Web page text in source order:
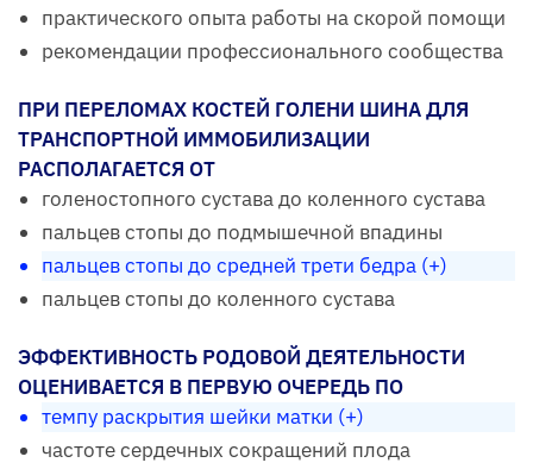
практического опыта работы на скорой помощи
рекомендации профессионального сообщества
ПРИ ПЕРЕЛОМАХ КОСТЕЙ ГОЛЕНИ ШИНА ДЛЯ
ТРАНСПОРТНОЙ ИММОБИЛИЗАЦИИ
РАСПОЛАГАЕТСЯ ОТ
голеностопного сустава до коленного сустава
пальцев стопы до подмышечной впадины
пальцев стопы до средней трети бедра (+)
пальцев стопы до коленного сустава
ЭФФЕКТИВНОСТЬ РОДОВОЙ ДЕЯТЕЛЬНОСТИ
ОЦЕНИВАЕТСЯ В ПЕРВУЮ ОЧЕРЕДЬ ПО
темпу раскрытия шейки матки (+)
частоте сердечных сокращений плода